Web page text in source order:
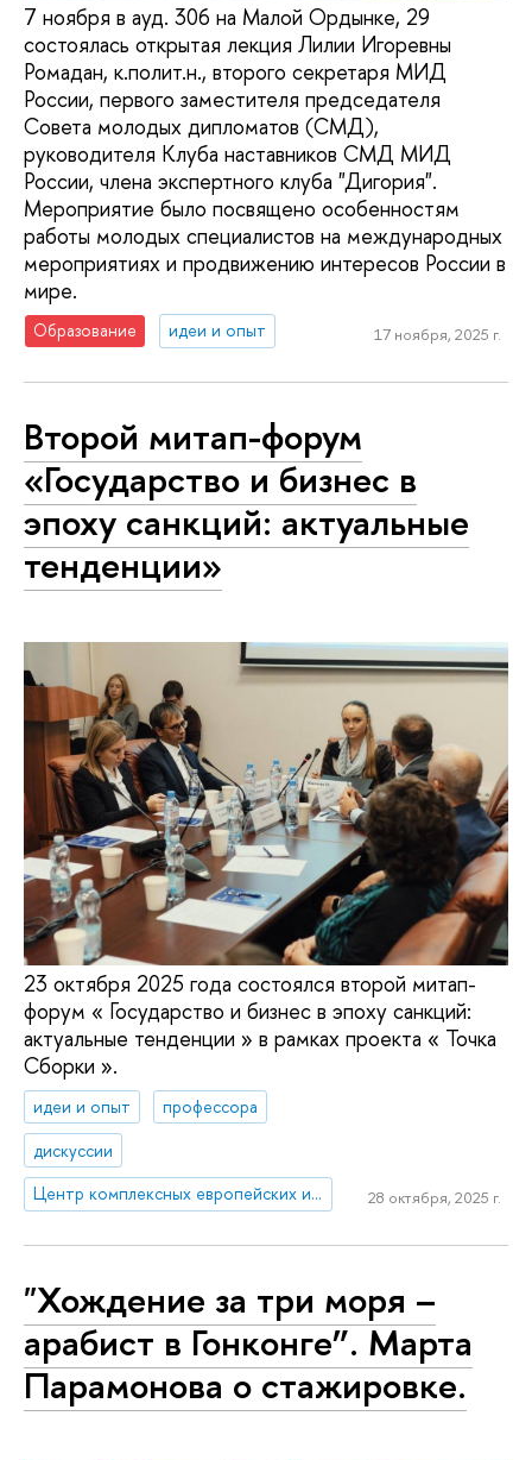
7 ноября в ауд. 306 на Малой Ордынке, 29
состоялась открытая лекция Лилии Игоревны
Ромадан, к.полит.н., второго секретаря МИД
России, первого заместителя председателя
Совета молодых дипломатов (СМД),
руководителя Клуба наставников СМД МИД
России, члена экспертного клуба "Дигория".
Мероприятие было посвящено особенностям
работы молодых специалистов на международных
мероприятиях и продвижению интересов России в
мире.
Образование идеи и опыт 17 ноября, 2025 г.
Второй митап-форум
«Государство и бизнес в
эпоху санкций: актуальные
тенденции»
23 октября 2025 года состоялся второй митап-
форум « Государство и бизнес в эпоху санкций:
актуальные тенденции » в рамках проекта « Точка
Сборки ».
идеи и опыт
профессора
дискуссии
Центр комплексных европейских и международных исследований (ЦКЕМИ)
28 октября, 2025 г.
"Хождение за три моря –
арабист в Гонконге”. Марта
Парамонова о стажировке.